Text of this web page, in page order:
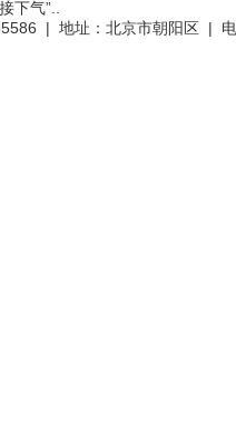
下气”..
| 地址：北京市朝阳区 |